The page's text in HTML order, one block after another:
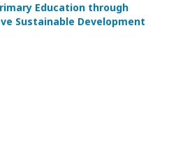
Education through
Sustainable Development